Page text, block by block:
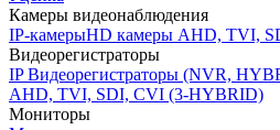
Камеры видеонаблюдения
IP-камерыHD камеры AHD, TVI,
Видеорегистраторы
IP Видеорегистраторы (NVR,
AHD, TVI, SDI, CVI (3-HYBRID)
Мониторы